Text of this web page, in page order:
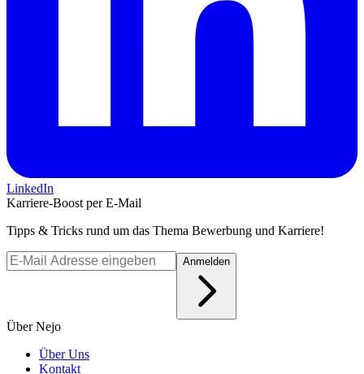
LinkedIn
Karriere-Boost per E-Mail
Tipps & Tricks rund um das Thema Bewerbung und Karriere!
Anmelden
Über Nejo
Über Uns
Kontakt